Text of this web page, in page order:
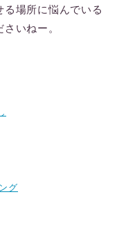
場所に悩んでいる
いねー。
グ